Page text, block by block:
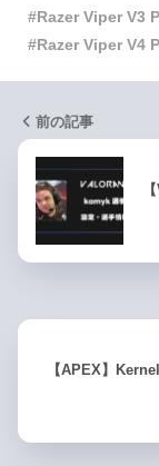
Razer Viper V3
Razer Viper V4
前の記事
【APEX】